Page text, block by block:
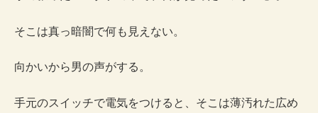
そこは真っ暗闇で何も見えない。
向かいから男の声がする。
手元のスイッチで電気をつけると、そこは薄汚れた広め